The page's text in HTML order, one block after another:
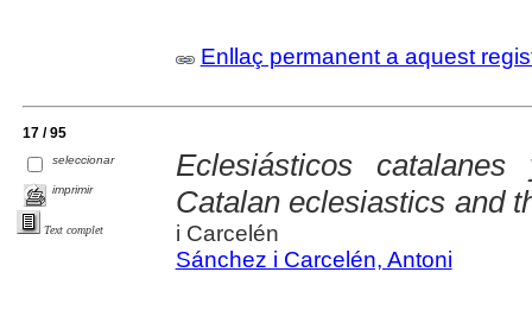
Enllaç permanent a aquest
17 / 95
seleccionar
imprimir
Text complet
Eclesiásticos
Catalan eclesiastics and
i Carcelén
Sánchez i Carcelén, Antoni